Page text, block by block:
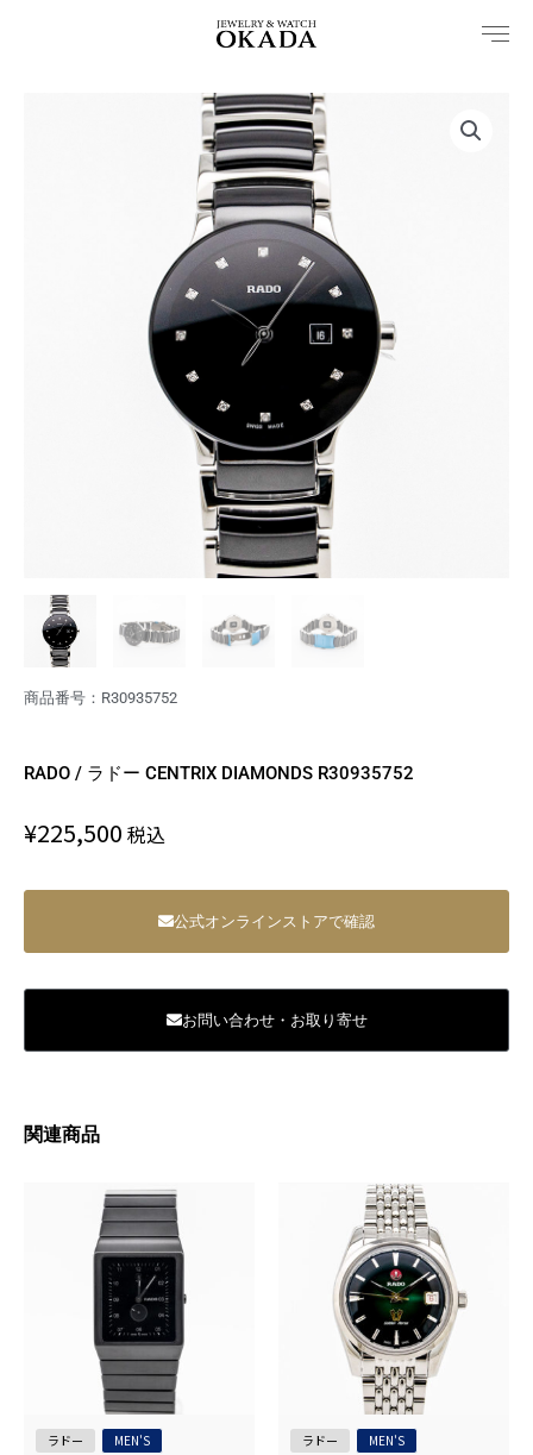
商品番号：R30935752
RADO / ラドー CENTRIX DIAMONDS R30935752
¥225,500 税込
公式オンラインストアで確認
お問い合わせ・お取り寄せ
関連商品
ラドー MEN'S ラドー MEN'S